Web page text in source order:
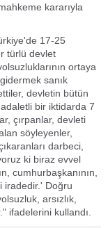
kararıyla
17-25
türlü devlet
ortaya
sanık
devletin bütün
bir iktidarda 7
çırpanlar, devleti
söyleyenler,
darbeci,
ki biraz evvel
cumhurbaşkanının,
iradedir.' Doğru
arsızlık,
ifadelerini kullandı.